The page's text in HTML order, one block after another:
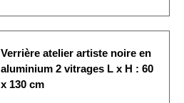
Sur rendez-vous: 1/2
journée / créneau de 2
heures / Dans la pièce de
votre choix
Verrière atelier artiste noire en
aluminium 2 vitrages L x H : 60
x 130 cm